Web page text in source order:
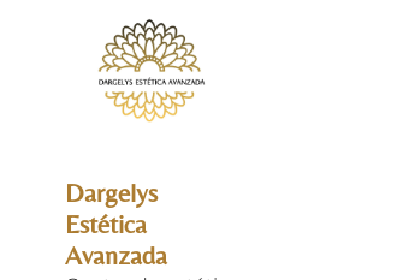
Dargelys
Estética
Avanzada